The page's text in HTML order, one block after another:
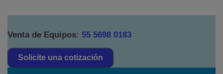
Venta de Equipos: 55 5698 0183
Solicite una cotización